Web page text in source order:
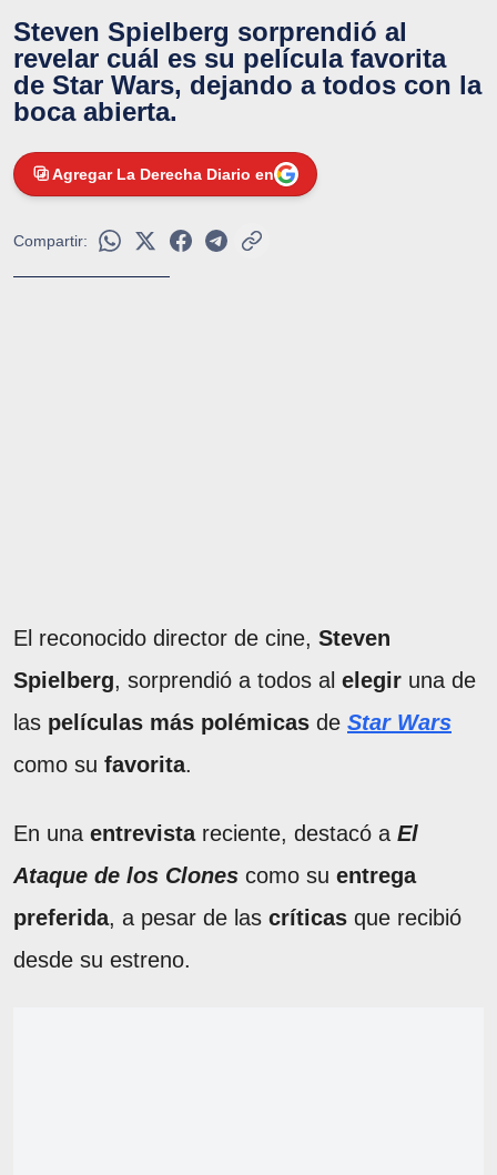
Steven Spielberg sorprendió al
revelar cuál es su película favorita
de Star Wars, dejando a todos con la
boca abierta.
Agregar La Derecha Diario en
Compartir:
El reconocido director de cine, Steven
Spielberg, sorprendió a todos al elegir una de
las películas más polémicas de Star Wars
como su favorita.
En una entrevista reciente, destacó a El
Ataque de los Clones como su entrega
preferida, a pesar de las críticas que recibió
desde su estreno.